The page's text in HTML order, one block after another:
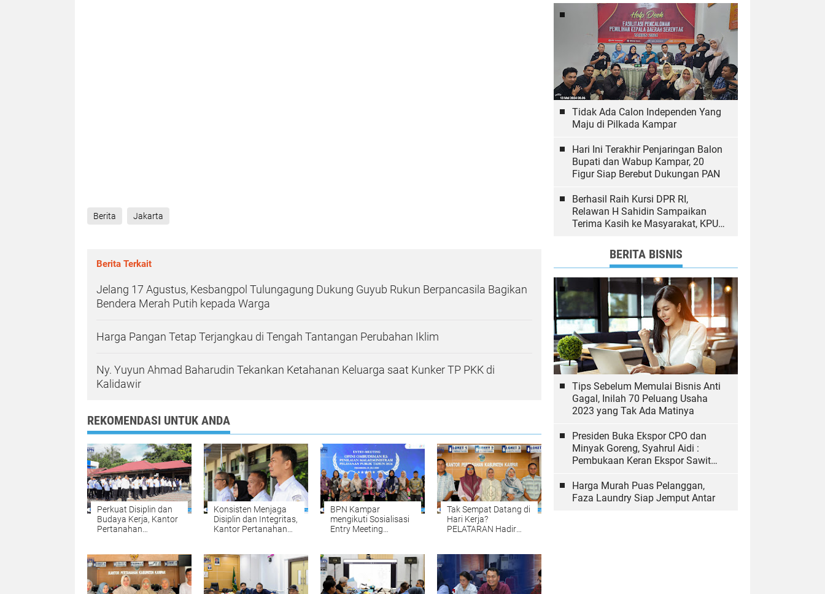
Berita Jakarta
Berita Terkait
Jelang 17 Agustus, Kesbangpol Tulungagung Dukung Guyub Rukun Berpancasila Bagikan
Bendera Merah Putih kepada Warga
Harga Pangan Tetap Terjangkau di Tengah Tantangan Perubahan Iklim
Ny. Yuyun Ahmad Baharudin Tekankan Ketahanan Keluarga saat Kunker TP PKK di
Kalidawir
REKOMENDASI UNTUK ANDA
Perkuat Disiplin dan
Budaya Kerja, Kantor
Pertanahan
sebagai Wujud
Komitmen
Meningkatkan
Kualitas Pelayanan
Konsisten Menjaga
Disiplin dan Integritas,
Kantor Pertanahan
sebagai Penguatan
Budaya Kerja
Organisasi
BPN Kampar
mengikuti Sosialisasi
Entry Meeting
2026 yang
diselenggarakan oleh
Ombudsman RI
Tak Sempat Datang di
Hari Kerja?
PELATARAN Hadir
Tanah Setiap Sabtu
dan Minggu
Tidak Ada Calon Independen Yang
Maju di Pilkada Kampar
Hari Ini Terakhir Penjaringan Balon
Bupati dan Wabup Kampar, 20
Figur Siap Berebut Dukungan PAN
Berhasil Raih Kursi DPR RI,
Relawan H Sahidin Sampaikan
Terima Kasih ke Masyarakat, KPU
BERITA BISNIS
Tips Sebelum Memulai Bisnis Anti
Gagal, Inilah 70 Peluang Usaha
2023 yang Tak Ada Matinya
Presiden Buka Ekspor CPO dan
Minyak Goreng, Syahrul Aidi :
Pembukaan Keran Ekspor Sawit
Harga Murah Puas Pelanggan,
Faza Laundry Siap Jemput Antar